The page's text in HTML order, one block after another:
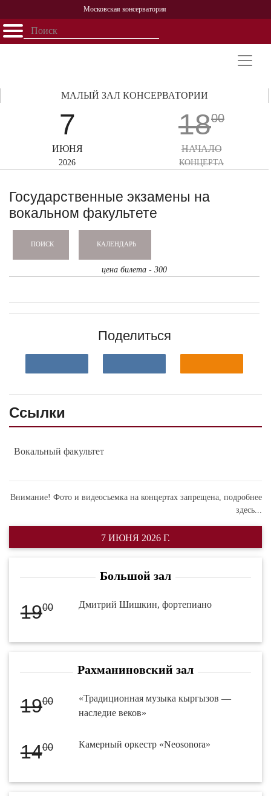
Московская консерватория
Открыть - закрыть
Персоналии
История
7
ИЮНЯ
2026
МАЛЫЙ ЗАЛ КОНСЕРВАТОРИИ
1800
НАЧАЛО
КОНЦЕРТА
Государственные экзамены на
вокальном факультете
ПОИСК КАЛЕНДАРЬ
цена билета - 300
Поделиться
Ссылки
Вокальный факультет
Внимание! Фото и видеосъемка на концертах запрещена, подробнее
здесь...
7 ИЮНЯ 2026 Г.
Большой зал
1900 Дмитрий Шишкин, фортепиано
Рахманиновский зал
1900
«Традиционная музыка кыргызов —
наследие веков»
1400 Камерный оркестр «Neosonora»